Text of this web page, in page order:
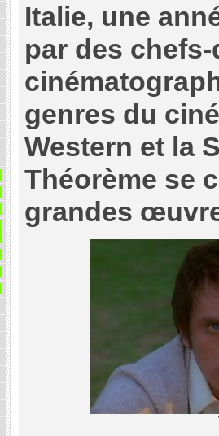
Italie, une
par des
genres du
Western et la
Théorème se
grandes